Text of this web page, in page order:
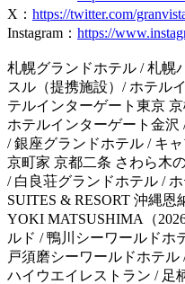
X： https://twitter.com/
Instagram： https://
札幌グランドホテル / 札幌
スル（提携施設）/ ホテル
テルインターゲート東京
ホテルインターゲート金沢
/ 銀座グランドホテル / キ
京町家 京都二条 さわら木
/ 白良荘グランドホテル /
SUITES & RESORT 沖縄
YOKI MATSUSHIMA（
ルド / 鴨川シーワールドホ
戸須磨シーワールドホテ
ハイウエイレストラン / 足